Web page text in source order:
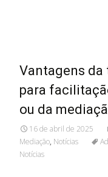
Vantagens
para
ou da
16 de abril de 2025
Mediação, Notícias
Notícias